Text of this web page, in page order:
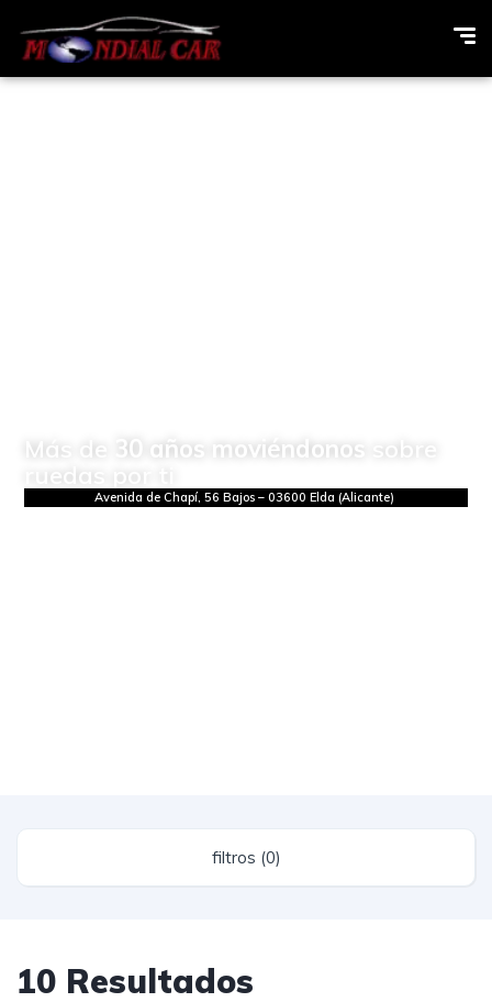
Más de 30 años moviéndonos
sobre
ruedas por ti
Avenida de Chapí, 56 Bajos – 03600 Elda (Alicante)
filtros (0)
10 Resultados